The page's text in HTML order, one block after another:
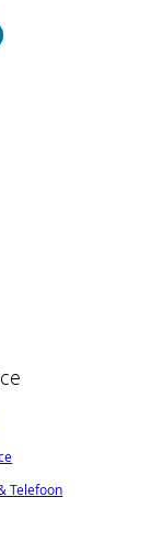
Telefoon